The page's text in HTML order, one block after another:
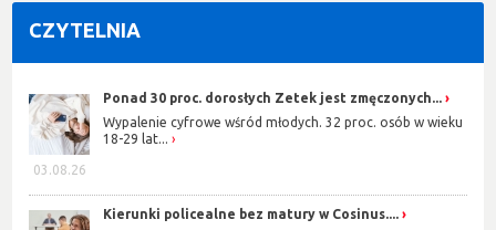
CZYTELNIA
03.08.26
Ponad 30 proc. dorosłych Zetek jest zmęczonych...
Wypalenie cyfrowe wśród młodych. 32 proc. osób w wieku
18-29 lat...
Kierunki policealne bez matury w Cosinus....